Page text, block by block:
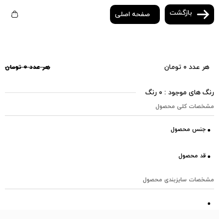
بازگشت صفحه اصلی
هر عدد ۰ تومان هر عدد ۰ تومان
رنگ های موجود : ۰ رنگ
مشخصات کلی محصول
جنس محصول
قد محصول
مشخصات سایزبندی محصول